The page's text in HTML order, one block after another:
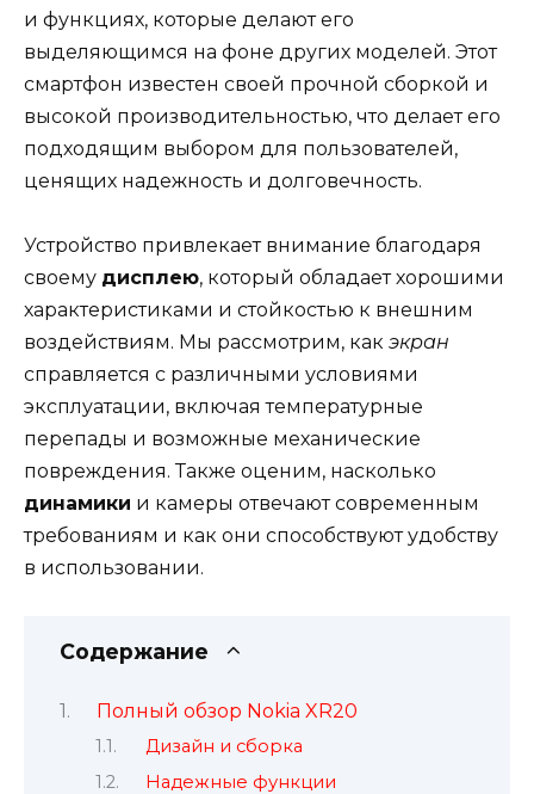
и функциях, которые делают его
выделяющимся на фоне других моделей. Этот
смартфон известен своей прочной сборкой и
высокой производительностью, что делает его
подходящим выбором для пользователей,
ценящих надежность и долговечность.
Устройство привлекает внимание благодаря
своему дисплею, который обладает хорошими
характеристиками и стойкостью к внешним
воздействиям. Мы рассмотрим, как экран
справляется с различными условиями
эксплуатации, включая температурные
перепады и возможные механические
повреждения. Также оценим, насколько
динамики и камеры отвечают современным
требованиям и как они способствуют удобству
в использовании.
Содержание
Полный обзор Nokia XR20
Дизайн и сборка
Надежные функции